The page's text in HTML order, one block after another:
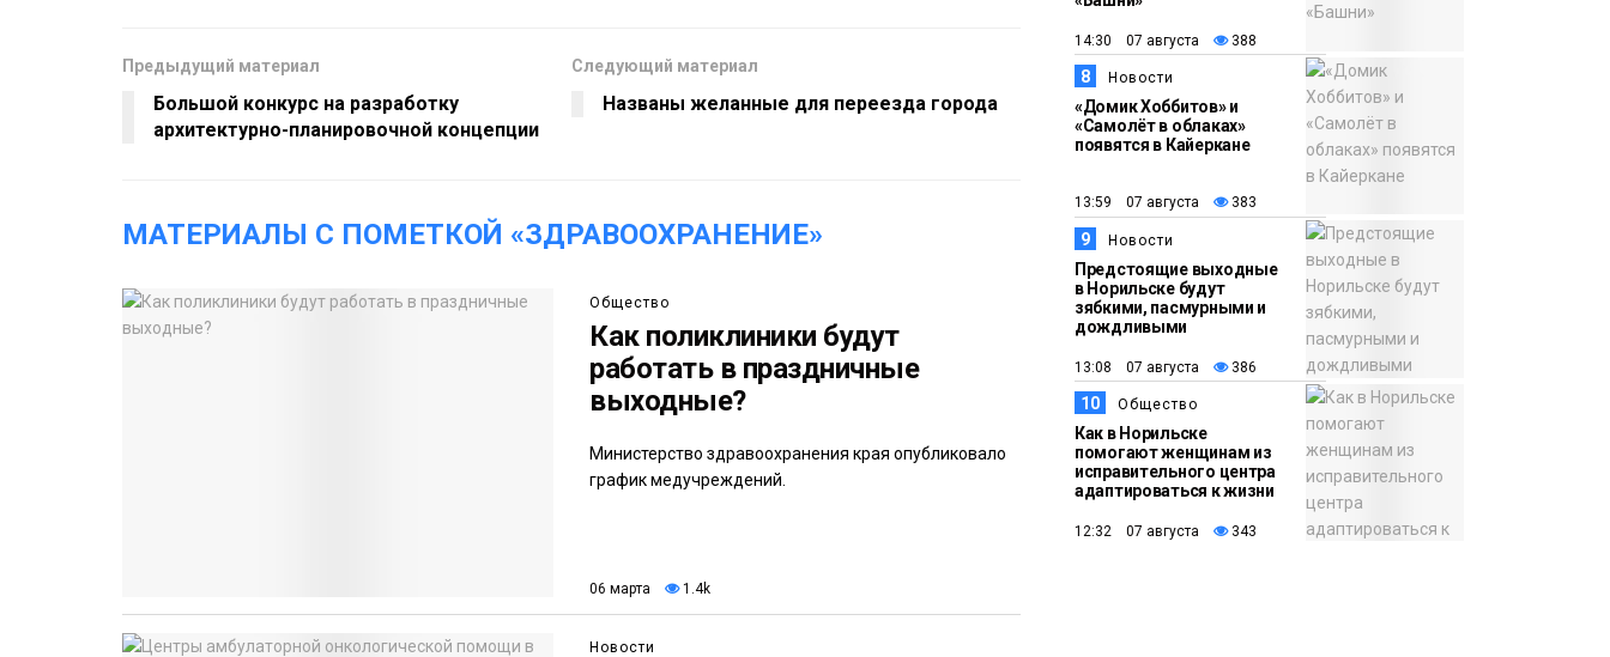
Предыдущий материал
Большой конкурс на разработку
архитектурно-планировочной концепции
Следующий материал
Названы желанные для переезда города
МАТЕРИАЛЫ С ПОМЕТКОЙ «ЗДРАВООХРАНЕНИЕ»
Общество
Как поликлиники будут
работать в праздничные
выходные?
Министерство здравоохранения края опубликовало
график медучреждений.
06 марта 1.4k
Новости
14:30 07 августа 388
8 Новости
«Домик Хоббитов» и
«Самолёт в облаках»
появятся в Кайеркане
13:59 07 августа 383
9 Новости
Предстоящие выходные
в Норильске будут
зябкими, пасмурными и
дождливыми
13:08 07 августа 386
10 Общество
Как в Норильске
помогают женщинам из
исправительного центра
адаптироваться к жизни
12:32 07 августа 343